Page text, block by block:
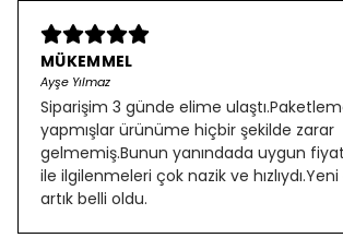
MÜKEMMEL
Ayşe Yılmaz
Siparişim 3 günde elime
yapmışlar ürünüme hiçbir şekilde zarar
gelmemiş.Bunun yanındada uygun
ile ilgilenmeleri çok nazik ve
artık belli oldu.